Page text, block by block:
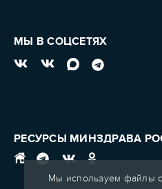
Мы используем файлы
МЫ В СОЦСЕТЯХ
РЕСУРСЫ МИНЗДРАВА